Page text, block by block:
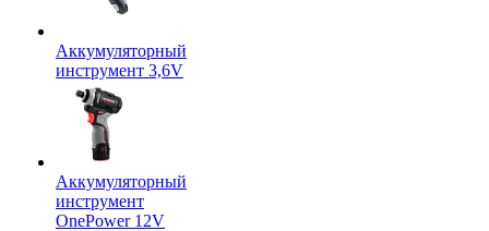
Аккумуляторный
инструмент 3,6V
Аккумуляторный
инструмент
OnePower 12V